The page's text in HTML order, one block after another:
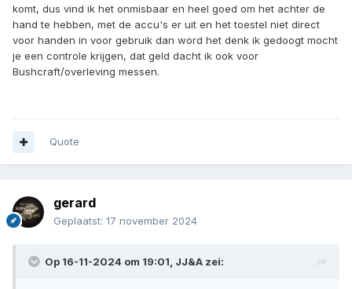
komt, dus vind ik het onmisbaar en heel goed om het achter de
hand te hebben, met de accu's er uit en het toestel niet direct
voor handen in voor gebruik dan word het denk ik gedoogt mocht
je een controle krijgen, dat geld dacht ik ook voor
Bushcraft/overleving messen.
Quote
gerard
Geplaatst: 17 november 2024
Op 16-11-2024 om 19:01, JJ&A zei: